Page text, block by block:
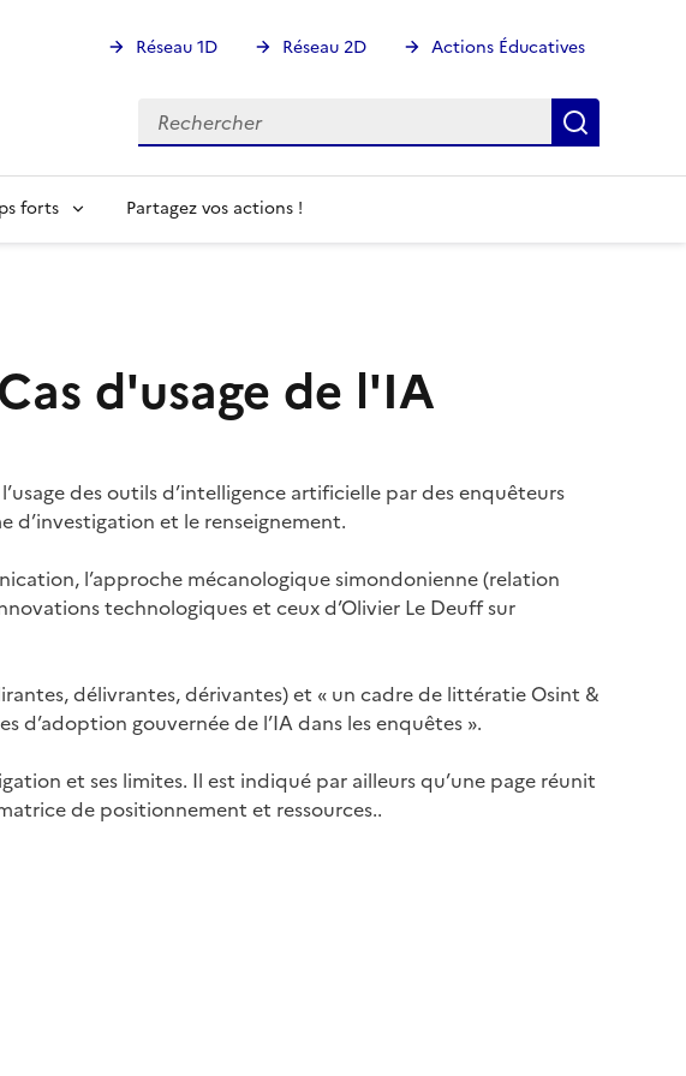
Réseau 1D Réseau 2D Actions Éducatives
Rechercher
Rechercher
forts Partagez vos actions !
d'usage de l'IA
des outils d’intelligence artificielle par des enquêteurs
d’investigation et le renseignement.
l’approche mécanologique simondonienne (relation
technologiques et ceux d’Olivier Le Deuff sur
délivrantes, dérivantes) et « un cadre de littératie Osint &
gouvernée de l’IA dans les enquêtes ».
et ses limites. Il est indiqué par ailleurs qu’une page réunit
de positionnement et ressources..